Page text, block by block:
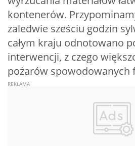
kontenerów.
zaledwie sześciu godzin
całym kraju odnotowano
interwencji, z czego
pożarów spowodowanych